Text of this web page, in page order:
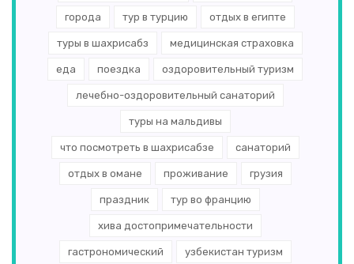
города тур в турцию отдых в египте
туры в шахрисабз медицинская страховка
еда поездка оздоровительный туризм
лечебно-оздоровительный санаторий
туры на мальдивы
что посмотреть в шахрисабзе санаторий
отдых в омане проживание грузия
праздник тур во францию
хива достопримечательности
гастрономический узбекистан туризм